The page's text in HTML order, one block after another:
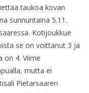
taukoa kovan
sunnuntaina 5.11.
Kotijoukkue
se on voittanut 3 ja
on 4. Viime
mutta ei
Pietarsaaren